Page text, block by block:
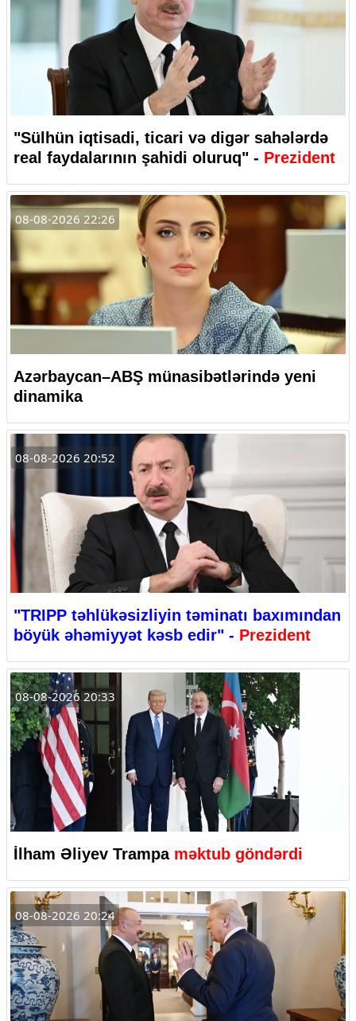
"Sülhün iqtisadi, ticari və digər sahələrdə
real faydalarının şahidi oluruq" - Prezident
08-08-2026 22:26
Azərbaycan–ABŞ münasibətlərində yeni
dinamika
08-08-2026 20:52
"TRIPP təhlükəsizliyin təminatı baxımından
böyük əhəmiyyət kəsb edir" - Prezident
08-08-2026 20:33
İlham Əliyev Trampa məktub göndərdi
08-08-2026 20:24